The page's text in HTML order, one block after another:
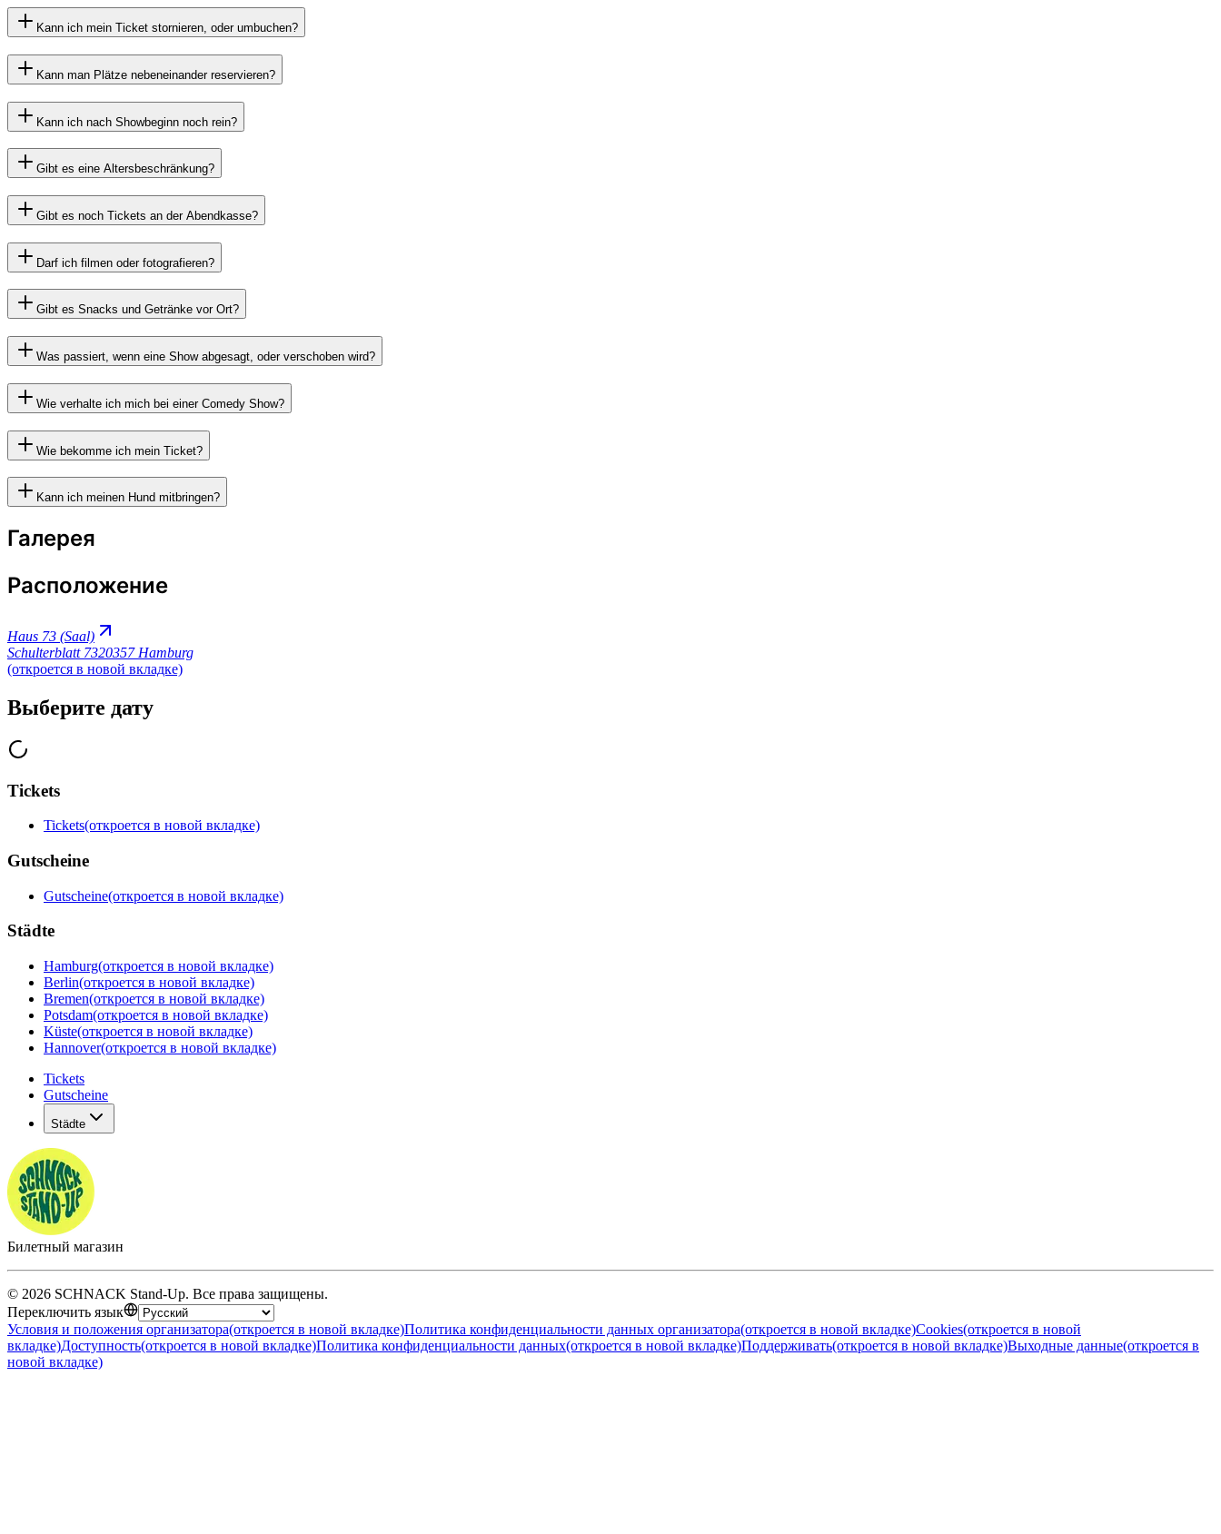
Kann ich mein Ticket stornieren, oder umbuchen?
Kann man Plätze nebeneinander reservieren?
Kann ich nach Showbeginn noch rein?
Gibt es eine Altersbeschränkung?
Gibt es noch Tickets an der Abendkasse?
Darf ich filmen oder fotografieren?
Gibt es Snacks und Getränke vor Ort?
Was passiert, wenn eine Show abgesagt, oder verschoben wird?
Wie verhalte ich mich bei einer Comedy Show?
Wie bekomme ich mein Ticket?
Kann ich meinen Hund mitbringen?
Галерея
Расположение
Haus 73 (Saal)
Schulterblatt 7320357 Hamburg
(откроется в новой вкладке)
Выберите дату
Tickets
Tickets(откроется в новой вкладке)
Gutscheine
Gutscheine(откроется в новой вкладке)
Städte
Hamburg(откроется в новой вкладке)
Berlin(откроется в новой вкладке)
Bremen(откроется в новой вкладке)
Potsdam(откроется в новой вкладке)
Küste(откроется в новой вкладке)
Hannover(откроется в новой вкладке)
Tickets
Gutscheine
Städte
Билетный магазин
© 2026 SCHNACK Stand-Up. Все права защищены.
Переключить язык
Условия и положения организатора(откроется в новой вкладке)Политика конфиденциальности данных организатора(откроется в новой вкладке)Cookies(откроется в новой
вкладке)Доступность(откроется в новой вкладке)Политика конфиденциальности данных(откроется в новой вкладке)Поддерживать(откроется в новой вкладке)Выходные данные(откроется в
новой вкладке)